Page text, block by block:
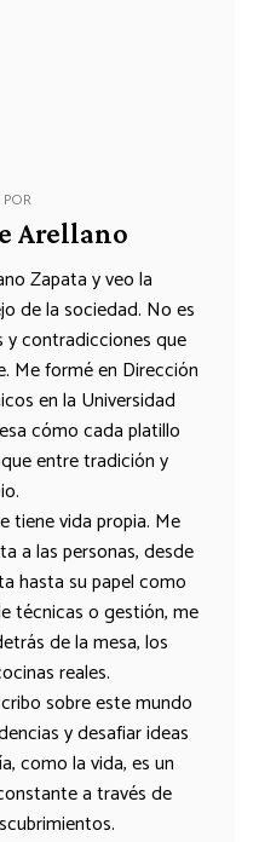
POR
Arellano
Zapata y veo la
de la sociedad. No es
contradicciones que
Me formé en Dirección
en la Universidad
cómo cada platillo
entre tradición y
tiene vida propia. Me
a las personas, desde
hasta su papel como
técnicas o gestión, me
de la mesa, los
reales.
sobre este mundo
y desafiar ideas
como la vida, es un
a través de